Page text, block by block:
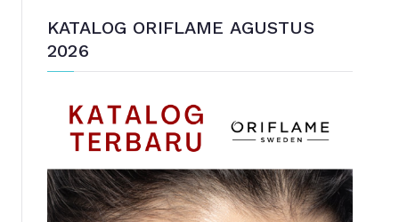
KATALOG ORIFLAME AGUSTUS
2026